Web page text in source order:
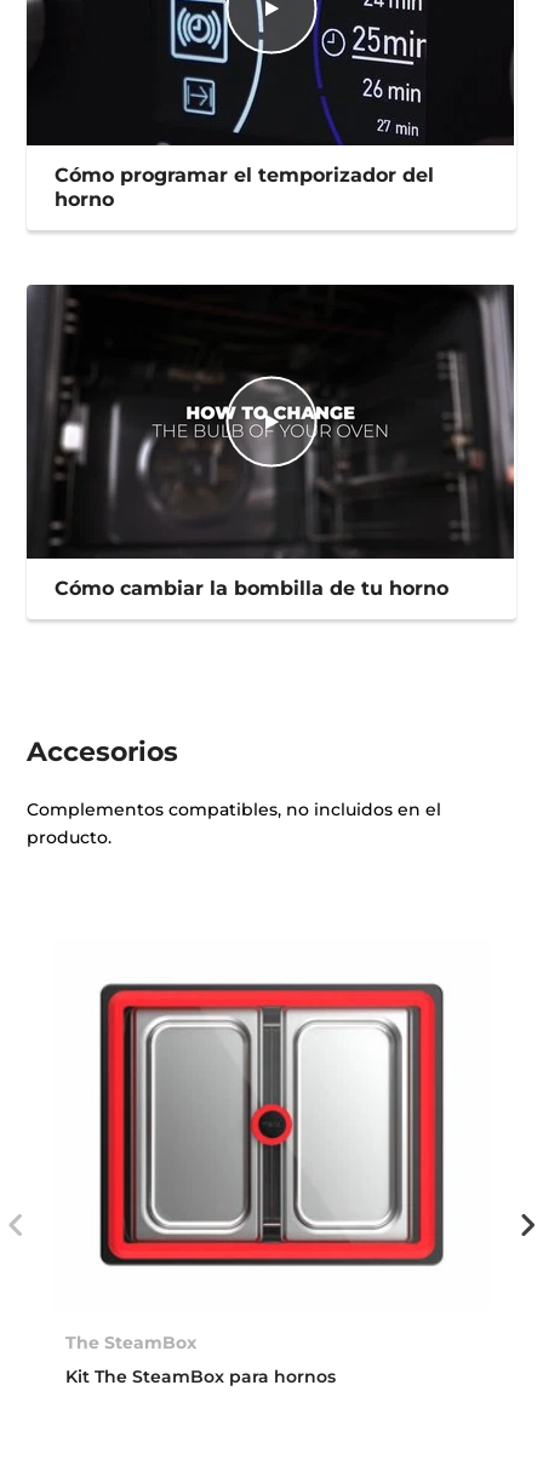
Cómo programar el temporizador del
horno
Cómo cambiar la bombilla de tu horno
Accesorios
Complementos compatibles, no incluidos en el
producto.
The SteamBox
Kit The SteamBox para hornos